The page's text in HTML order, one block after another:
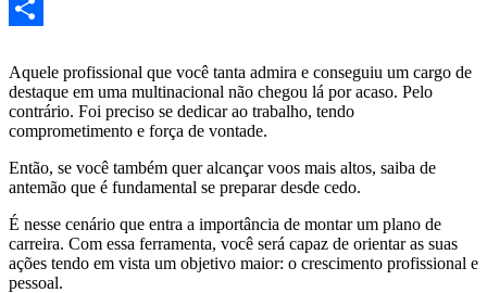
Email
Aquele profissional que você tanta admira e conseguiu um cargo de
destaque em uma multinacional não chegou lá por acaso. Pelo
contrário. Foi preciso se dedicar ao trabalho, tendo
comprometimento e força de vontade.
Então, se você também quer alcançar voos mais altos, saiba de
antemão que é fundamental se preparar desde cedo.
É nesse cenário que entra a importância de montar um plano de
carreira. Com essa ferramenta, você será capaz de orientar as suas
ações tendo em vista um objetivo maior: o crescimento profissional e
pessoal.